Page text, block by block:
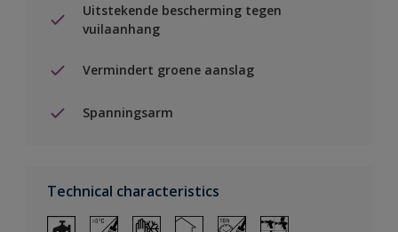
Uitstekende bescherming tegen
vuilaanhang
Vermindert groene aanslag
Spanningsarm
Technical characteristics